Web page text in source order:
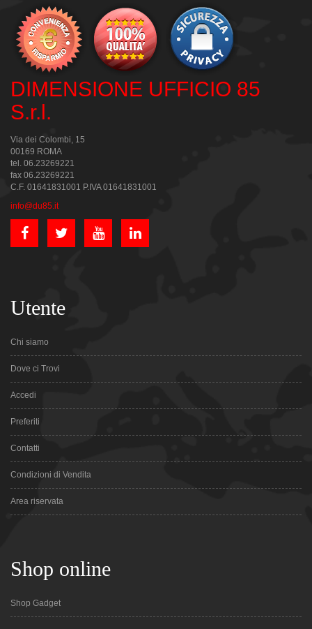
DIMENSIONE UFFICIO 85
S.r.l.
Via dei Colombi, 15
00169 ROMA
tel. 06.23269221
fax 06.23269221
C.F. 01641831001 P.IVA 01641831001
info@du85.it
Utente
Chi siamo
Dove ci Trovi
Accedi
Preferiti
Contatti
Condizioni di Vendita
Area riservata
Shop online
Shop Gadget